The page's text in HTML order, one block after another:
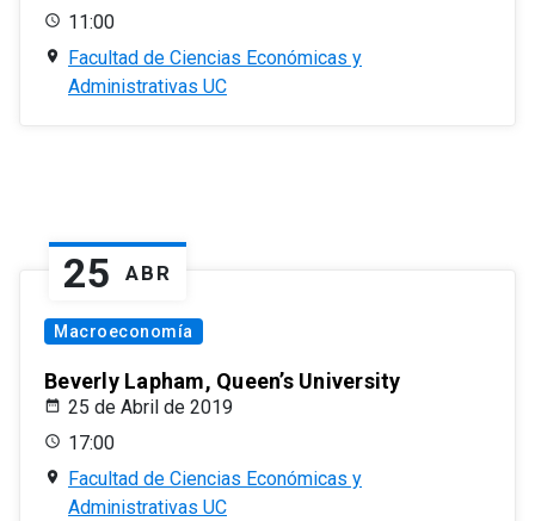
11:00
Facultad de Ciencias Económicas y
Administrativas UC
25 ABR
Macroeconomía
Beverly Lapham, Queen’s University
25 de Abril de 2019
17:00
Facultad de Ciencias Económicas y
Administrativas UC